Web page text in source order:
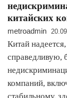
китайских
metroadmin
Китай
справедливую,
компаний,